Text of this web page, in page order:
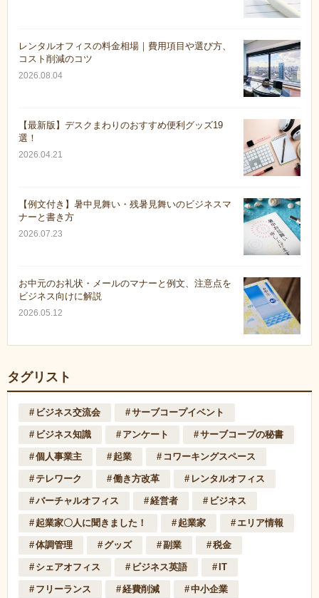
レンタルオフィスの料金相場｜費用項目や選び方、
コスト削減のコツ
2026.08.04
【最新版】デスクまわりのおすすめ便利グッズ19
選！
2026.04.21
【例文付き】暑中見舞い・残暑見舞いのビジネスマ
ナーと書き方
2026.07.23
お中元のお礼状・メールのマナーと例文、注意点を
ビジネス向けに解説
2026.05.12
タグリスト
ビジネス交流会 サーブコープイベント
ビジネス知識 アンケート サーブコープの秘書
個人事業主 起業 コワーキングスペース
テレワーク 働き方改革 レンタルオフィス
バーチャルオフィス 経営者 ビジネス
起業家〇人に聞きました！ 起業家 エリア情報
体調管理 グッズ 副業 税金
シェアオフィス ビジネス英語 IT
フリーランス 経費削減 中小企業